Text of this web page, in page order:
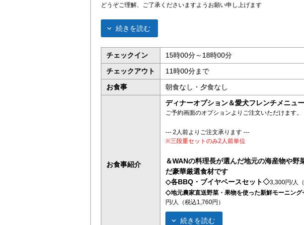
どうぞご理解、ご了承くださいますようお願い申し上げます
続きを読む
チェックイン
15時00分～18時00分
チェックアウト
11時00分まで
お食事
朝食なし・夕食なし
お食事紹介
ディナーオプション＆愛犬フレンチメニュー
ご予約画面のオプションよりご注文いただけます。
--- 2人前よりご注文承ります ---
※三段重セットのみ2人前単位
＆WANの料理長が選んだ地元の海産物や野
だ豪華厳選食材です
◇各BBQ・ブイヤベースセット◇3,300円/人
◇地元農家直送野菜・果物を使った新鮮モーニン
円/人（税込1,760円）
続きを読む